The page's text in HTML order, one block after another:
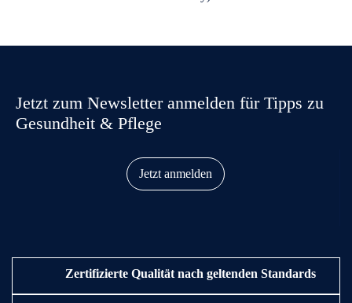
Jetzt zum Newsletter anmelden für Tipps zu
Gesundheit & Pflege
Jetzt anmelden
Zertifizierte Qualität nach geltenden Standards